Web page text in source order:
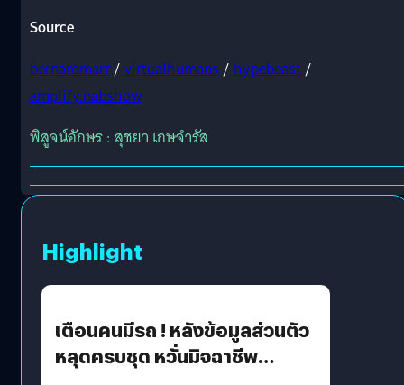
Source
bernardmarr/virtualhumans/hypebeast/
amplify.nabshow
พิสูจน์อักษร : สุชยา เกษจำรัส
Highlight
เตือนคนมีรถ ! หลังข้อมูลส่วนตัว
หลุดครบชุด หวั่นมิจฉาชีพ